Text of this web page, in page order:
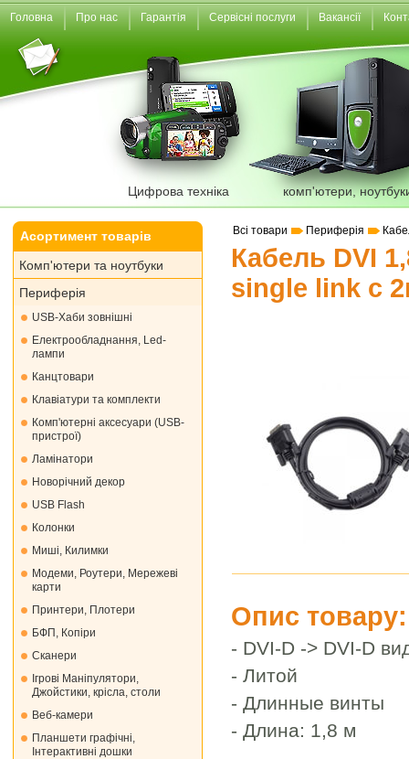
Головна Про нас Гарантія Сервісні послуги Вакансії
Цифрова техніка комп'ютери,
Асортимент товарів
Комп'ютери та ноутбуки
Периферія
USB-Хаби зовнішні
Електрообладнання, Led-
лампи
Канцтовари
Клавіатури та комплекти
Комп'ютерні аксесуари (USB-
пристрої)
Ламінатори
Новорічний декор
USB Flash
Колонки
Миші, Килимки
Модеми, Роутери, Мережеві
карти
Принтери, Плотери
БФП, Копіри
Сканери
Ігрові Маніпулятори,
Джойстики, крісла, столи
Веб-камери
Планшети графічні,
Інтерактивні дошки
Всі товари Периферія
Кабель DVI
single link с
Опис товару:
- DVI-D -> DVI-D
- Литой
- Длинные винты
- Длина: 1,8 м